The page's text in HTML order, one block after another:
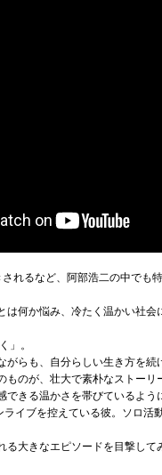
れるなど、阿部浩二の中で
何か悩み、冷たく温かい社
」。
らも、自分らしい生き方を続
のが、壮大で素朴なストー
きる温かさを帯びているよう
イブを控えている彼。ソロ
大きなエピソードを目撃して